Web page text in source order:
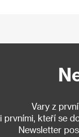
Vary z
prvními, kteří se
Newsletter